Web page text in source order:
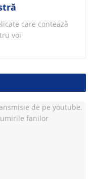
care contează
voi